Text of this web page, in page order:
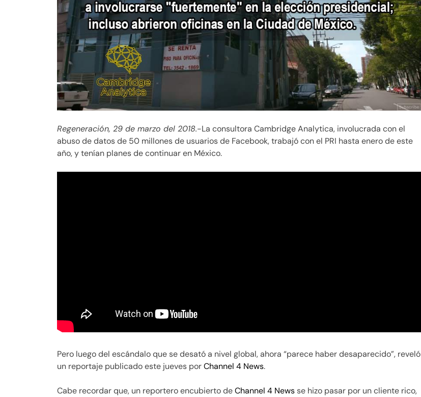
Regeneración, 29 de marzo del 2018.-La consultora Cambridge Analytica, involucrada con el
abuso de datos de 50 millones de usuarios de Facebook, trabajó con el PRI hasta enero de este
año, y tenían planes de continuar en México.
Pero luego del escándalo que se desató a nivel global, ahora “parece haber desaparecido”, reveló
un reportaje publicado este jueves porChannel 4 News.
Cabe recordar que, un reportero encubierto deChannel 4 Newsse hizo pasar por un cliente rico,